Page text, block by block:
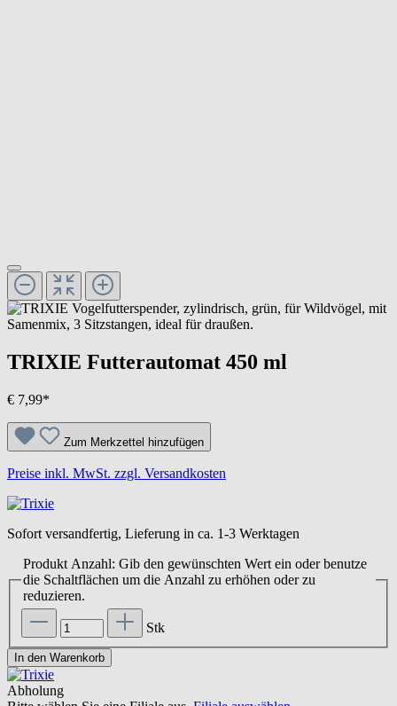
TRIXIE Futterautomat 450 ml
€ 7,99*
Zum Merkzettel hinzufügen
Preise inkl. MwSt. zzgl. Versandkosten
Sofort versandfertig, Lieferung in ca. 1-3 Werktagen
Produkt Anzahl: Gib den gewünschten Wert ein oder benutze
die Schaltflächen um die Anzahl zu erhöhen oder zu
reduzieren.
Stk
In den Warenkorb
Abholung